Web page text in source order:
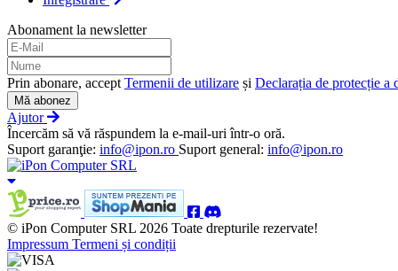
Abonament la newsletter
Prin abonare, accept Termenii de utilizare și Declarația de protecție a
Mă abonez
Ajutor
Încercăm să vă răspundem la e-mail-uri într-o oră.
Suport garanţie: info@ipon.ro Suport general: info@ipon.ro
© iPon Computer SRL 2026 Toate drepturile rezervate!
Impressum Termeni și condiții